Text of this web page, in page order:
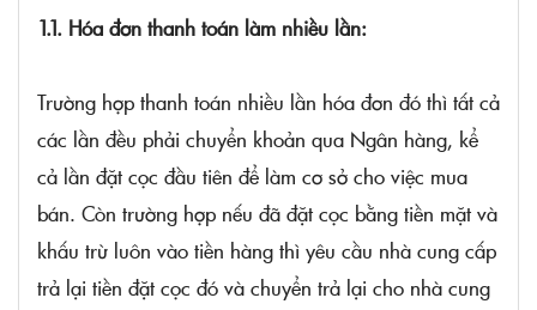
1.1. Hóa đơn thanh toán làm nhiều lần:
Trường hợp thanh toán nhiều lần hóa đơn đó thì tất cả
các lần đều phải chuyển khoản qua Ngân hàng, kể
cả lần đặt cọc đầu tiên để làm cơ sở cho việc mua
bán. Còn trường hợp nếu đã đặt cọc bằng tiền mặt và
khấu trừ luôn vào tiền hàng thì yêu cầu nhà cung cấp
trả lại tiền đặt cọc đó và chuyển trả lại cho nhà cung